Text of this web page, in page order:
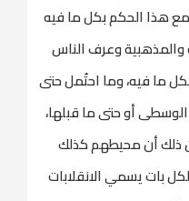
هذا الحكم بكل ما فيه
والمذهبية وعرف الناس
ما فيه، وما احتُمل حتى
أو حتى ما قبلها،
ذلك أن محيطهم كذلك
بات يسمي الانقلابات